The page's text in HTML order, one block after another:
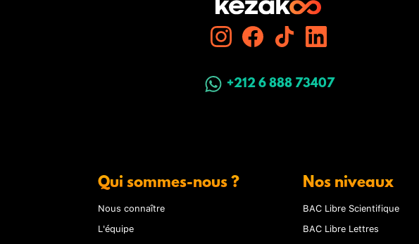
+212 6 888 73407
Qui sommes-nous ?
Nous connaître
L'équipe
Nos niveaux
BAC Libre Scientifique
BAC Libre Lettres